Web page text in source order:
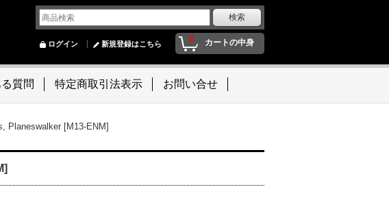
0 カートの中身
ログイン 新規登録はこちら
質問 特定商取引法表示 お問い合せ
Planeswalker [M13-ENM]